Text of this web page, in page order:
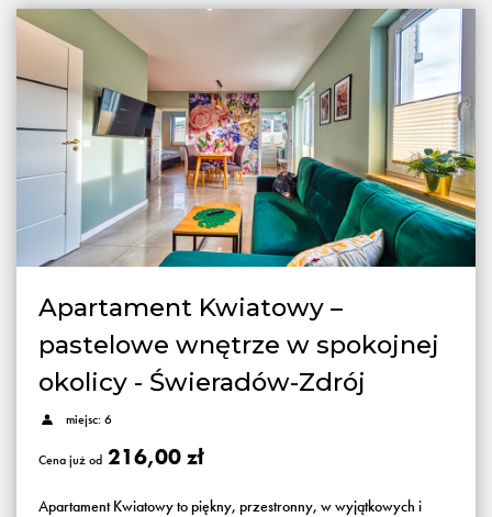
Apartament Kwiatowy –
pastelowe wnętrze w spokojnej
okolicy - Świeradów-Zdrój
miejsc: 6
Cena już od 216,00 zł
Apartament Kwiatowy to piękny, przestronny, w wyjątkowych i